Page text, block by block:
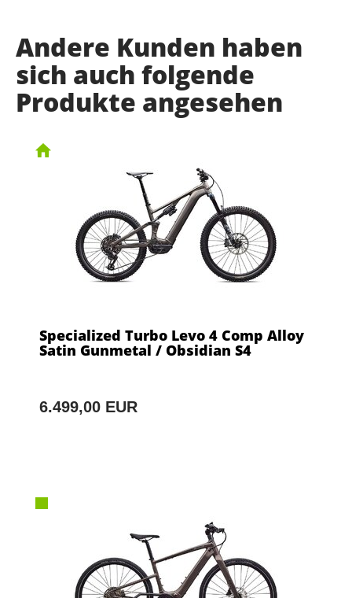
Andere Kunden haben
sich auch folgende
Produkte angesehen
Specialized Turbo Levo 4 Comp Alloy
Satin Gunmetal / Obsidian S4
6.499,00 EUR